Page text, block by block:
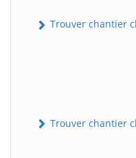
Trouver chantier
Trouver chantier